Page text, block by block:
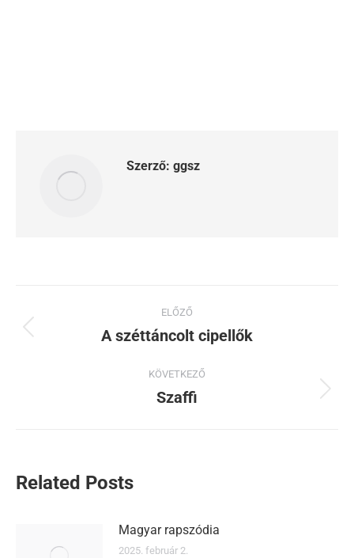
Szerző: ggsz
ELŐZŐ
A széttáncolt cipellők
KÖVETKEZŐ
Szaffi
Related Posts
Magyar rapszódia
2025. február 2.